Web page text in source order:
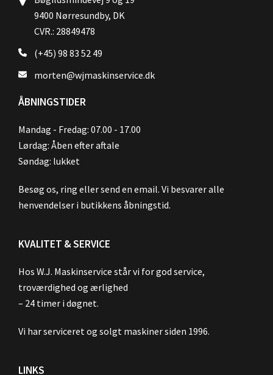
9400 Nørresundby, DK
CVR.: 28849478
(+45) 98 83 52 49
morten@wjmaskinservice.dk
ÅBNINGSTIDER
Mandag - Fredag: 07.00 - 17.00
Lørdag: Åben efter aftale
Søndag: lukket
Besøg os, ring eller send en email. Vi besvarer alle
henvendelser i butikkens åbningstid.
KVALITET & SERVICE
Hos W.J. Maskinservice står vi for god service,
troværdighed og ærlighed
– 24 timer i døgnet.
Vi har serviceret og solgt maskiner siden 1996.
LINKS